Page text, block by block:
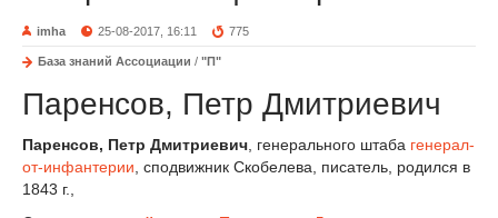
imha 25-08-2017, 16:11 775
База знаний Ассоциации / "П"
Паренсов, Петр Дмитриевич
Паренсов, Петр Дмитриевич , генерального штаба генерал-
от-инфантерии , сподвижник Скобелева, писатель, родился в
1843 г.,